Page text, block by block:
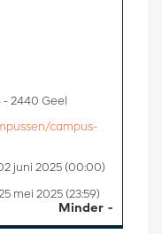
Minder
2440 Geel
campus-
juni 2025 (00:00)
mei 2025 (23:59)